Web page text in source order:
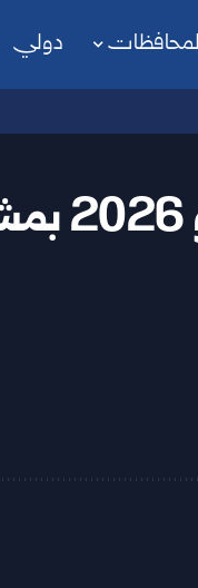
دولي